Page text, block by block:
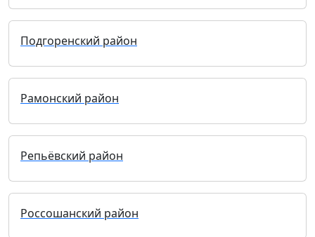
Подгоренский район
Рамонский район
Репьёвский район
Россошанский район